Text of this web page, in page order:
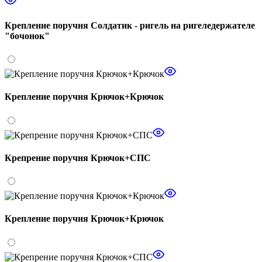
Крепление поручня Солдатик - ригель на ригеледержателе
"бочонок"
Крепление поручня Крючок+Крючок
Крепрение поручня Крючок+СПС
Крепление поручня Крючок+Крючок